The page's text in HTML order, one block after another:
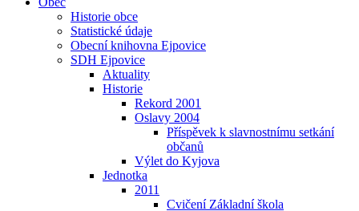
Historie obce
Statistické údaje
Obecní knihovna Ejpovice
SDH Ejpovice
Aktuality
Historie
Rekord 2001
Oslavy 2004
Příspěvek k slavnostnímu setkání
občanů
Výlet do Kyjova
Jednotka
2011
Cvičení Základní škola